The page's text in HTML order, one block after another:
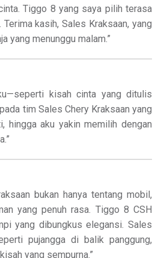
Tiggo 8 yang saya pilih terasa
kasih, Sales Kraksaan, yang
yang menunggu malam.”
kisah cinta yang ditulis
tim Sales Chery Kraksaan yang
hingga aku yakin memilih dengan
bukan hanya tentang mobil,
yang penuh rasa. Tiggo 8 CSH
yang dibungkus elegansi. Sales
pujangga di balik panggung,
yang sempurna.”